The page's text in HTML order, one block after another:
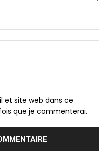
et site web dans ce
que je commenterai.